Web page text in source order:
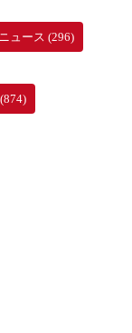
ニュース (296)
(874)